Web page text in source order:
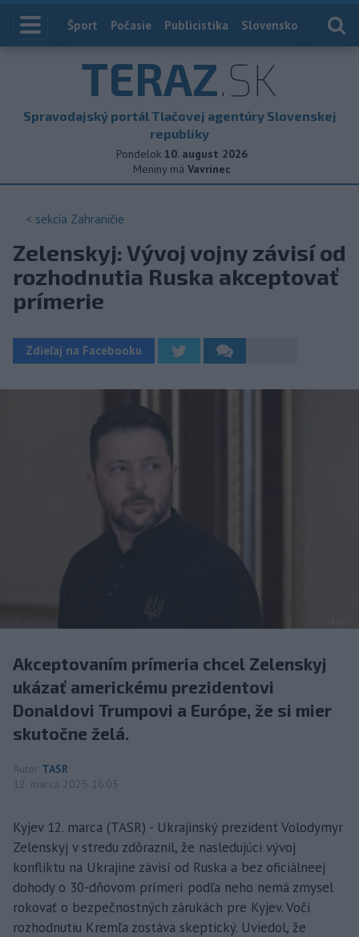
Index
Šport Počasie Publicistika Slovensko
TERAZ.SK
Spravodajský portál Tlačovej agentúry Slovenskej
republiky
Pondelok 10. august 2026
Meniny má Vavrinec
< sekcia Zahraničie
Zelenskyj: Vývoj vojny závisí od
rozhodnutia Ruska akceptovať
prímerie
Zdieľaj na Facebooku
Akceptovaním prímeria chcel Zelenskyj
ukázať americkému prezidentovi
Donaldovi Trumpovi a Európe, že si mier
skutočne želá.
Autor TASR
12. marca 2025 16:03
Kyjev 12. marca (TASR) - Ukrajinský prezident Volodymyr
Zelenskyj v stredu zdôraznil, že nasledujúci vývoj
konfliktu na Ukrajine závisí od Ruska a bez oficiálneej
dohody o 30-dňovom prímerí podľa neho nemá zmysel
rokovať o bezpečnostných zárukách pre Kyjev. Voči
rozhodnutiu Kremľa zostáva skeptický. Uviedol, že